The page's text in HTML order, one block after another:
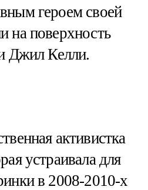
героем своей
на поверхность
Джил Келли.
активистка
устраивала для
в 2008-2010-х